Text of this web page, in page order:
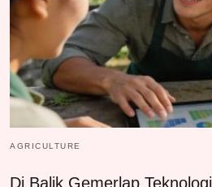
AGRICULTURE
Di Balik Gemerlap